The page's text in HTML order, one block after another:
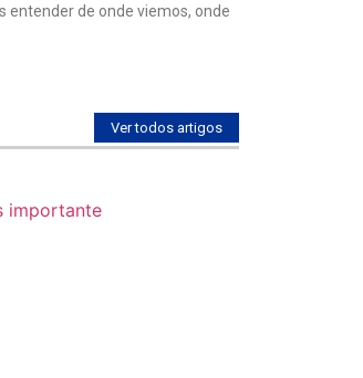
entender de onde viemos, onde
Ver todos artigos